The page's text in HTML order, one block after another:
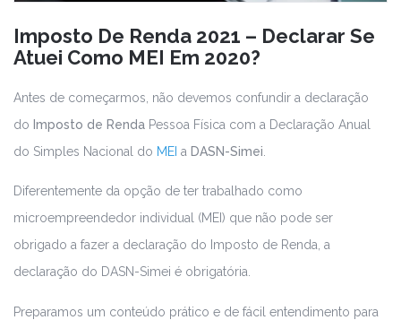
Imposto De Renda 2021 – Declarar Se
Atuei Como MEI Em 2020?
Antes de começarmos, não devemos confundir a declaração
do Imposto de Renda Pessoa Física com a Declaração Anual
do Simples Nacional do MEI a DASN-Simei
Diferentemente da opção de ter trabalhado como
microempreendedor individual (MEI) que não pode ser
obrigado a fazer a declaração do Imposto de Renda, a
declaração do DASN-Simei é obrigatória.
Preparamos um conteúdo prático e de fácil entendimento para